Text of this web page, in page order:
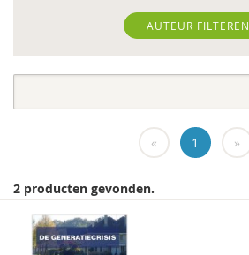
World Health Organization
Edo (E.H.) Nieweg
Dr. Abdelilah Ljamai (UVH)
Tineke Abma
Frank Adloff
AUTEUR FILTEREN
« 1 »
2 producten gevonden.